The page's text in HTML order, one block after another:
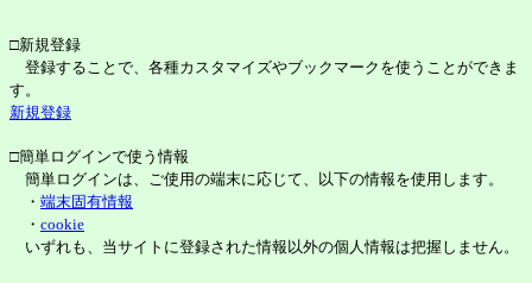
□新規登録
登録することで、各種カスタマイズやブックマークを使うことができま
す。
新規登録
□簡単ログインで使う情報
簡単ログインは、ご使用の端末に応じて、以下の情報を使用します。
・ 端末固有情報
・ cookie
いずれも、当サイトに登録された情報以外の個人情報は把握しません。